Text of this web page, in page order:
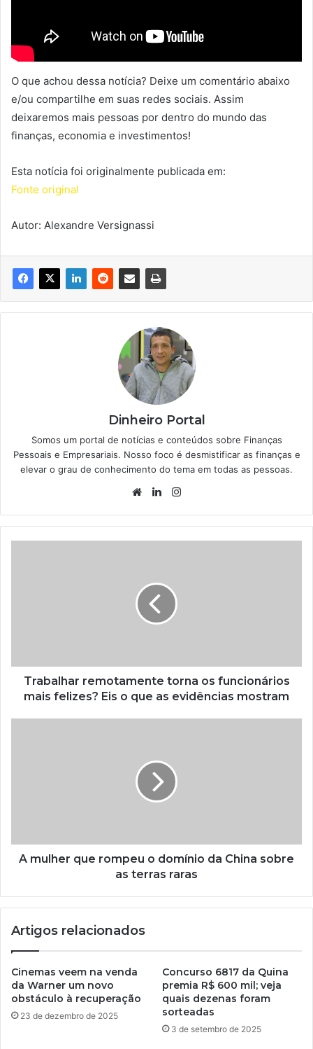
O que achou dessa notícia? Deixe um comentário abaixo
e/ou compartilhe em suas redes sociais. Assim
deixaremos mais pessoas por dentro do mundo das
finanças, economia e investimentos!
Esta notícia foi originalmente publicada em:
Fonte original
Autor: Alexandre Versignassi
Dinheiro Portal
Somos um portal de notícias e conteúdos sobre Finanças
Pessoais e Empresariais. Nosso foco é desmistificar as finanças e
elevar o grau de conhecimento do tema em todas as pessoas.
WebsiteLinkedin
Trabalhar remotamente torna os funcionários
mais felizes? Eis o que as evidências mostram
A mulher que rompeu o domínio da China sobre
as terras raras
Artigos relacionados
Cinemas veem na venda
da Warner um novo
obstáculo à recuperação
23 de dezembro de 2025
Concurso 6817 da Quina
premia R$ 600 mil; veja
quais dezenas foram
sorteadas
3 de setembro de 2025